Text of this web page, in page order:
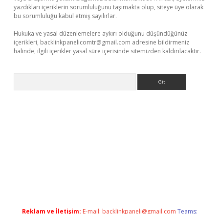
yazdıkları içeriklerin sorumluluğunu taşımakta olup, siteye üye olarak
bu sorumluluğu kabul etmiş sayılırlar.
Hukuka ve yasal düzenlemelere aykırı olduğunu düşündüğünüz
içerikleri, backlinkpanelicomtr@gmail.com adresine bildirmeniz
halinde, ilgili içerikler yasal süre içerisinde sitemizden kaldırılacaktır.
Reklam ve İletişim: E-mail: backlinkpaneli@gmail.com Teams: